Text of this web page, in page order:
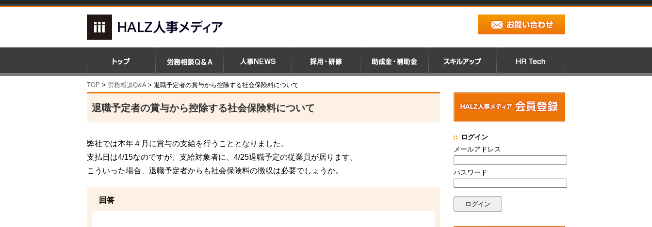
TOP > 労務相談Q&A> 退職予定者の賞与から控除する社会保険料について
退職予定者の賞与から控除する社会保険料について
弊社では本年４月に賞与の支給を行うこととなりました。
支払日は4/15なのですが、支給対象者に、4/25退職予定の従業員が居ります。
こういった場合、退職予定者からも社会保険料の徴収は必要でしょうか。
回答
ログイン
メールアドレス
パスワード